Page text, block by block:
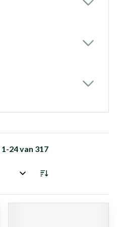
1-24van 317